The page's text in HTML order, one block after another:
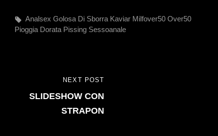
Tags,
Analsex Golosa Di Sborra Kaviar Milfover50 Over50
Pioggia Dorata Pissing Sessoanale
Navigazione
articoli
POST
NEXT POST
SLIDESHOW CON
STRAPON